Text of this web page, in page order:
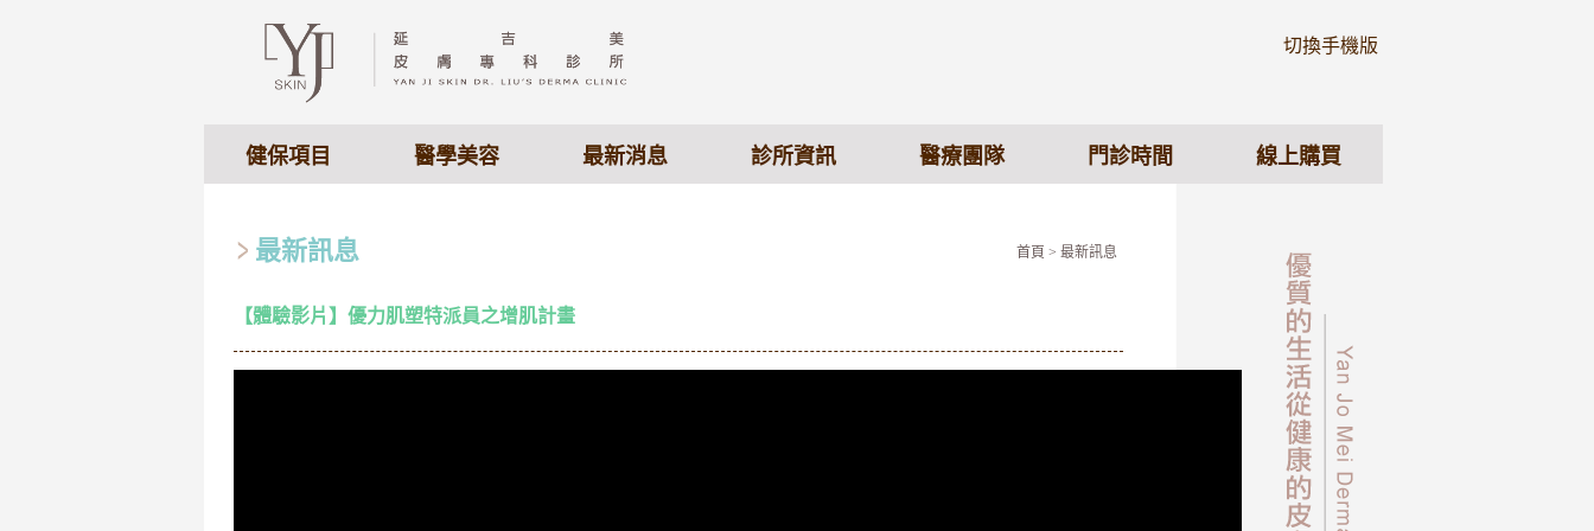
切換手機版
健保項目 醫學美容 最新消息 診所資訊 醫療團隊 門診時間 線上購買
最新訊息 首頁 > 最新訊息
【體驗影片】優力肌塑特派員之增肌計畫